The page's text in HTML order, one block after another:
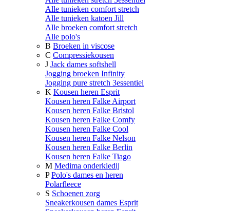
Alle tunieken comfort stretch
Alle tunieken katoen Jill
Alle broeken comfort stretch
Alle polo's
B Broeken in viscose
C Compressiekousen
J Jack dames softshell
Jogging broeken Infinity
Jogging pure stretch 3essentiel
K Kousen heren Esprit
Kousen heren Falke Airport
Kousen heren Falke Bristol
Kousen heren Falke Comfy
Kousen heren Falke Cool
Kousen heren Falke Nelson
Kousen heren Falke Berlin
Kousen heren Falke Tiago
M Medima onderkledij
P Polo's dames en heren
Polarfleece
S Schoenen zorg
Sneakerkousen dames Esprit